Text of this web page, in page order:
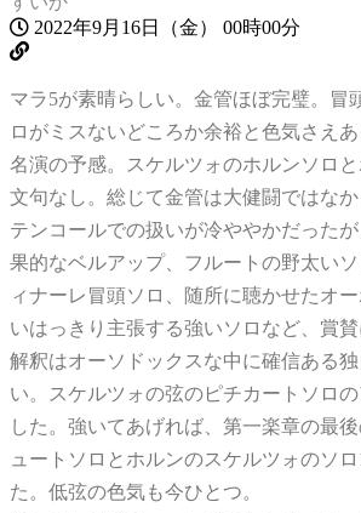
2022年9月16日（金） 00時00分
マラ5が素晴らしい。金管ほぼ完璧。冒
ロがミスないどころか余裕と色気さえ
名演の予感。スケルツォのホルンソロ
文句なし。総じて金管は大健闘ではな
テンコールでの扱いが冷ややかだった
果的なベルアップ、フルートの野太い
ィナーレ冒頭ソロ、随所に聴かせたオ
いはっきり主張する強いソロなど、賞
解釈はオーソドックスな中に確信ある
い。スケルツォの弦のピチカートソロ
した。強いてあげれば、第一楽章の最
ュートソロとホルンのスケルツォのソ
た。低弦の色気も今ひとつ。